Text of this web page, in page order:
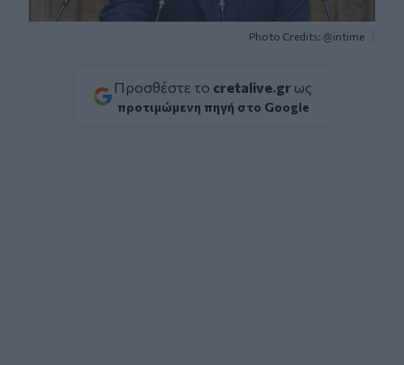
Photo Credits: @intime
Προσθέστε το cretalive.gr ως
προτιμώμενη πηγή στο Google